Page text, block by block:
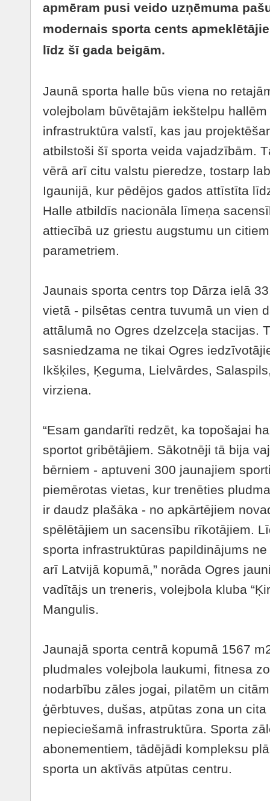
apmēram pusi veido uzņēmuma
modernais sporta cents
līdz šī gada beigām.
Jaunā sporta halle būs viena no
volejbolam būvētajām iekštelpu
infrastruktūra valstī, kas jau
atbilstoši šī sporta veida vajadzībām.
vērā arī citu valstu pieredze, tostarp
Igaunijā, kur pēdējos gados attīstīta
Halle atbildīs nacionāla līmeņa
attiecībā uz griestu augstumu un
parametriem.
Jaunais sporta centrs top Dārza ielā
vietā - pilsētas centra tuvumā un vien
attālumā no Ogres dzelzceļa stacijas.
sasniedzama ne tikai Ogres
Ikšķiles, Ķeguma, Lielvārdes,
virziena.
“Esam gandarīti redzēt, ka topošajai
sportot gribētājiem. Sākotnēji tā bija
bērniem - aptuveni 300 jaunajiem
piemērotas vietas, kur trenēties
ir daudz plašāka - no apkārtējiem
spēlētājiem un sacensību rīkotājiem.
sporta infrastruktūras papildinājums
arī Latvijā kopumā,” norāda Ogres
vadītājs un treneris, volejbola kluba
Mangulis.
Jaunajā sporta centrā kopumā 1567
pludmales volejbola laukumi, fitnesa
nodarbību zāles jogai, pilatēm un
ģērbtuves, dušas, atpūtas zona un
nepieciešamā infrastruktūra. Sporta
abonementiem, tādējādi kompleksu
sporta un aktīvās atpūtas centru.